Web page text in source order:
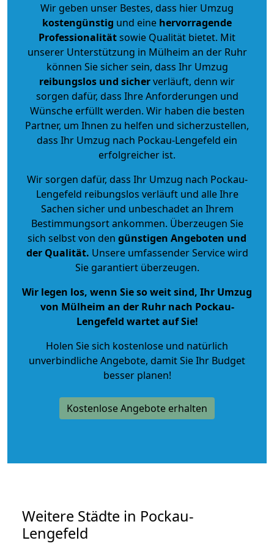
Wir geben unser Bestes, dass hier Umzug
kostengünstig und eine hervorragende
Professionalitätsowie Qualität bietet. Mit
unserer Unterstützung in Mülheim an der Ruhr
können Sie sicher sein, dass Ihr Umzug
reibungslos und sicherverläuft, denn wir
sorgen dafür, dass Ihre Anforderungen und
Wünsche erfüllt werden. Wir haben die besten
Partner, um Ihnen zu helfen und sicherzustellen,
dass Ihr Umzug nach Pockau-Lengefeld ein
erfolgreicher ist.
Wir sorgen dafür, dass Ihr Umzug nach Pockau-
Lengefeld reibungslos verläuft und alle Ihre
Sachen sicher und unbeschadet an Ihrem
Bestimmungsort ankommen. Überzeugen Sie
sich selbst von den günstigen Angeboten und
der Qualität. Unsere umfassender Service wird
Sie garantiert überzeugen.
Wir legen los, wenn Sie so weit sind, Ihr Umzug
von Mülheim an der Ruhr nach Pockau-
Lengefeld wartet auf Sie!
Holen Sie sich kostenlose und natürlich
unverbindliche Angebote, damit Sie Ihr Budget
besser planen!
Kostenlose Angebote erhalten
Weitere Städte in Pockau-
Lengefeld